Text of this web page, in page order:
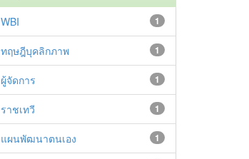
1
WBI
1
ทฤษฎีบุคลิกภาพ
1
ผู้จัดการ
1
ราชเทวี
1
แผนพัฒนาตนเอง